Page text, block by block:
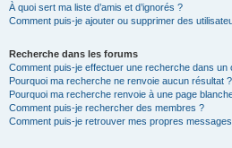
À quoi sert ma liste d’amis et d’ignorés ?
Comment puis-je ajouter ou supprimer des
Recherche dans les forums
Comment puis-je effectuer une recherche dans un
Pourquoi ma recherche ne renvoie aucun résultat ?
Pourquoi ma recherche renvoie à une page
Comment puis-je rechercher des membres ?
Comment puis-je retrouver mes propres